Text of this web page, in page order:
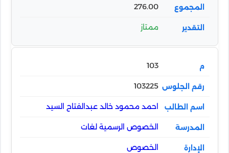
276.00
ممتاز
103
103225
احمد محمود خالد عبدالفتاح السيد
الخصوص الرسمية لغات
الخصوص